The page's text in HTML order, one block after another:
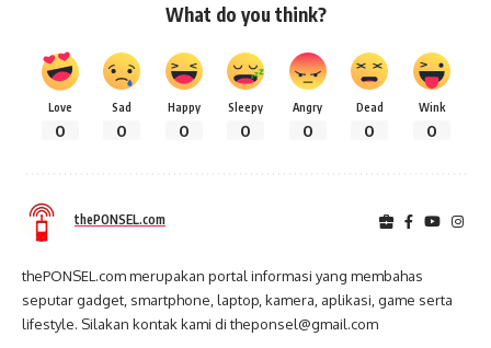
What do you think?
Love
0
Sad
0
Happy
0
Sleepy
0
Angry
0
Dead
0
Wink
0
thePONSEL.com
thePONSEL.com merupakan portal informasi yang membahas
seputar gadget, smartphone, laptop, kamera, aplikasi, game serta
lifestyle. Silakan kontak kami di theponsel@gmail.com